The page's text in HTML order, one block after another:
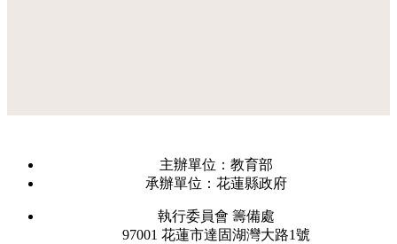
主辦單位：教育部
承辦單位：花蓮縣政府
執行委員會 籌備處
97001 花蓮市達固湖灣大路1號